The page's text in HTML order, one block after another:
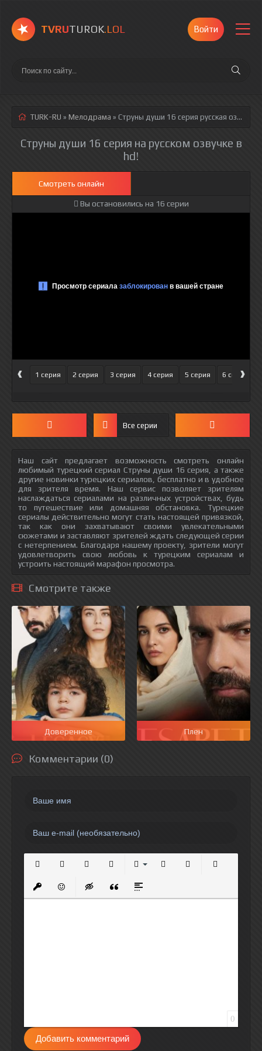
TVRUTUROK.LOL Войти
TURK-RU » Мелодрама » Струны души 16 серия русская озвучка полностью смотреть онлайн!
Струны души 16 серия на русском озвучке в
hd!
Смотреть онлайн
Вы остановились на 16 серии
‹ 1 серия 2 серия 3 серия 4 серия 5 серия 6 серия
›
Все серии
Наш сайт предлагает возможность смотреть онлайн
любимый турецкий сериал Струны души 16 серия, а также
другие новинки турецких сериалов, бесплатно и в удобное
для зрителя время. Наш сервис позволяет зрителям
наслаждаться сериалами на различных устройствах, будь
то путешествие или домашняя обстановка. Турецкие
сериалы действительно могут стать настоящей привязкой,
так как они захватывают своими увлекательными
сюжетами и заставляют зрителей ждать следующей серии
с нетерпением. Благодаря нашему проекту, зрители могут
удовлетворить свою любовь к турецким сериалам и
устроить настоящий марафон просмотра.
Смотрите также
Доверенное Плен
Комментарии (0)
Вставить защищенную ссылку
Вставить смайлик
Вставка скрытого текста
Вставка цитаты
Вставка спойлера
0
Добавить комментарий